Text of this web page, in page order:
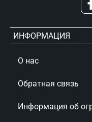
ИНФОРМАЦИЯ
О нас
Обратная связь
Информация об